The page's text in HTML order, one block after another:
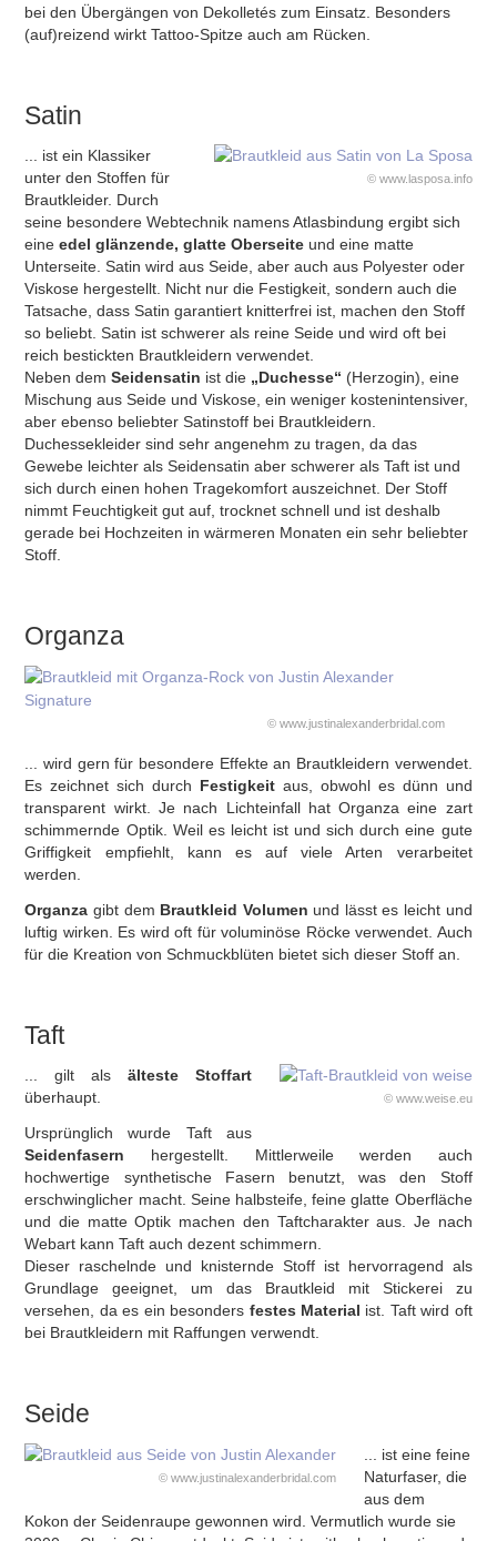
bei den Übergängen von Dekolletés zum Einsatz. Besonders
(auf)reizend wirkt Tattoo-Spitze auch am Rücken.
Satin
© www.lasposa.info
... ist ein Klassiker
unter den Stoffen für
Brautkleider. Durch
seine besondere Webtechnik namens Atlasbindung ergibt sich
eineedel glänzende, glatte Oberseite und eine matte
Unterseite. Satin wird aus Seide, aber auch aus Polyester oder
Viskose hergestellt. Nicht nur die Festigkeit, sondern auch die
Tatsache, dass Satin garantiert knitterfrei ist, machen den Stoff
so beliebt. Satin ist schwerer als reine Seide und wird oft bei
reich bestickten Brautkleidern verwendet.
Neben demSeidensatin ist die „Duchesse“ (Herzogin), eine
Mischung aus Seide und Viskose, ein weniger kostenintensiver,
aber ebenso beliebter Satinstoff bei Brautkleidern.
Duchessekleider sind sehr angenehm zu tragen, da das
Gewebe leichter als Seidensatin aber schwerer als Taft ist und
sich durch einen hohen Tragekomfort auszeichnet. Der Stoff
nimmt Feuchtigkeit gut auf, trocknet schnell und ist deshalb
gerade bei Hochzeiten in wärmeren Monaten ein sehr beliebter
Stoff.
Organza
© www.justinalexanderbridal.com
... wird gern für besondere Effekte an Brautkleidern verwendet.
Es zeichnet sich durch Festigkeit aus, obwohl es dünn und
transparent wirkt. Je nach Lichteinfall hat Organza eine zart
schimmernde Optik. Weil es leicht ist und sich durch eine gute
Griffigkeit empfiehlt, kann es auf viele Arten verarbeitet
werden.
Organza gibt dem Brautkleid Volumen und lässt es leicht und
luftig wirken. Es wird oft für voluminöse Röcke verwendet. Auch
für die Kreation von Schmuckblüten bietet sich dieser Stoff an.
Taft
© www.weise.eu
... gilt als älteste Stoffart
überhaupt.
Ursprünglich wurde Taft aus
Seidenfasern hergestellt. Mittlerweile werden auch
hochwertige synthetische Fasern benutzt, was den Stoff
erschwinglicher macht. Seine halbsteife, feine glatte Oberfläche
und die matte Optik machen den Taftcharakter aus. Je nach
Webart kann Taft auch dezent schimmern.
Dieser raschelnde und knisternde Stoff ist hervorragend als
Grundlage geeignet, um das Brautkleid mit Stickerei zu
versehen, da es ein besonders festes Material ist. Taft wird oft
bei Brautkleidern mit Raffungen verwendt.
Seide
© www.justinalexanderbridal.com
... ist eine feine
Naturfaser, die
aus dem
Kokon der Seidenraupe gewonnen wird. Vermutlich wurde sie